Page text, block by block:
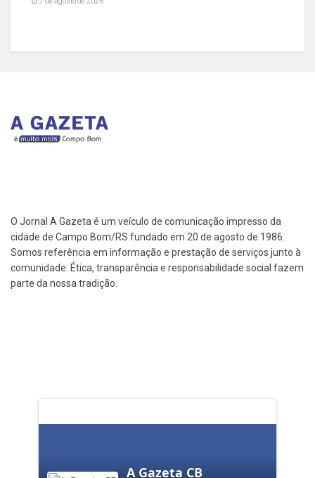
O Jornal A Gazeta é um veículo de comunicação impresso da
cidade de Campo Bom/RS fundado em 20 de agosto de 1986.
Somos referência em informação e prestação de serviços junto à
comunidade. Ética, transparência e responsabilidade social fazem
parte da nossa tradição.
A Gazeta CB